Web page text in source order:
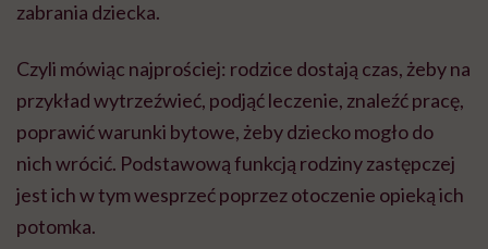
zabrania dziecka.
Czyli mówiąc najprościej: rodzice dostają czas, żeby na
przykład wytrzeźwieć, podjąć leczenie, znaleźć pracę,
poprawić warunki bytowe, żeby dziecko mogło do
nich wrócić. Podstawową funkcją rodziny zastępczej
jest ich w tym wesprzeć poprzez otoczenie opieką ich
potomka.